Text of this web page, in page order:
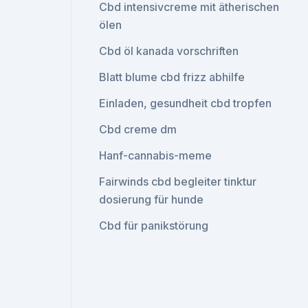
Cbd intensivcreme mit ätherischen
ölen
Cbd öl kanada vorschriften
Blatt blume cbd frizz abhilfe
Einladen, gesundheit cbd tropfen
Cbd creme dm
Hanf-cannabis-meme
Fairwinds cbd begleiter tinktur
dosierung für hunde
Cbd für panikstörung